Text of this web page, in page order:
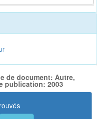
de document: Autre,
publication: 2003